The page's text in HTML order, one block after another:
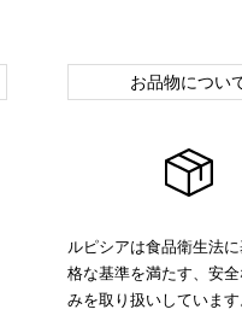
お品物につい
ルピシアは食品衛生法
格な基準を満たす、安
みを取り扱いしています